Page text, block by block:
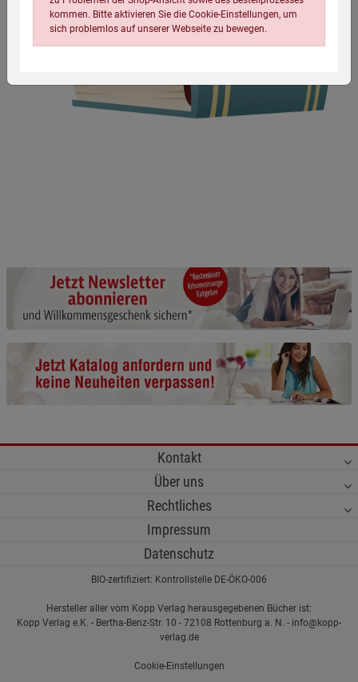
Kontakt
Über uns
Rechtliches
Impressum
Datenschutz
BIO-zertifiziert: Kontrollstelle DE-ÖKO-006
Hersteller aller vom Kopp Verlag herausgegebenen Bücher ist:
Kopp Verlag e.K. - Bertha-Benz-Str. 10 - 72108 Rottenburg a. N. - info@kopp-
verlag.de
Cookie-Einstellungen
kommen. Bitte aktivieren Sie die Cookie-Einstellungen, um
sich problemlos auf unserer Webseite zu bewegen.
Notwendige Cookies (5)
Beschreibung Notwendige Cookies
Cookie-Informationen anzeigen
Statistik Cookies (1) Statistik Cookies
Beschreibung Statistik Cookies
Marketing Cookies (3) Marketing Cookies
Beschreibung Marketing Cookies
Cookie-Informationenanzeigen
Datenschutzerklärung